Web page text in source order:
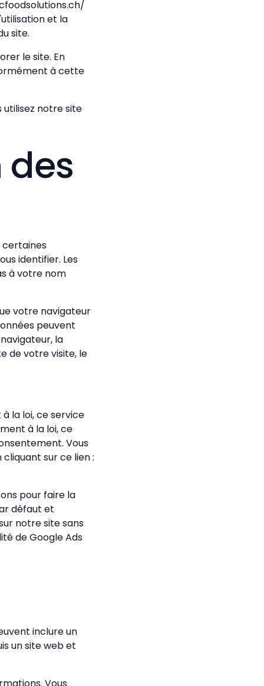
et la
site.
le site. En
à cette
utilisez notre site
certaines
identifier. Les
à votre nom
votre navigateur
peuvent
la
de votre visite, le
la loi, ce service
à la loi, ce
Vous
sur ce lien :
pour faire la
défaut et
notre site sans
de Google Ads
inclure un
un site web et